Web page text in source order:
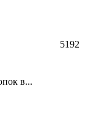
в...
5192